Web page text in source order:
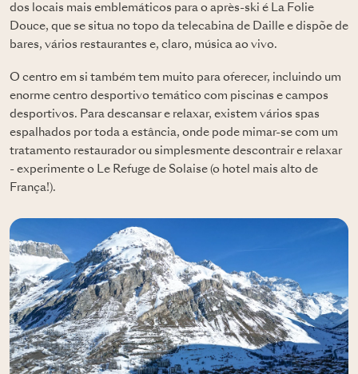
dos locais mais emblemáticos para o après-ski é La Folie
Douce, que se situa no topo da telecabina de Daille e dispõe de
bares, vários restaurantes e, claro, música ao vivo.
O centro em si também tem muito para oferecer, incluindo um
enorme centro desportivo temático com piscinas e campos
desportivos. Para descansar e relaxar, existem vários spas
espalhados por toda a estância, onde pode mimar-se com um
tratamento restaurador ou simplesmente descontrair e relaxar
- experimente o Le Refuge de Solaise (o hotel mais alto de
França!).